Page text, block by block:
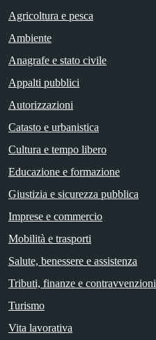
Agricoltura e pesca
Ambiente
Anagrafe e stato civile
Appalti pubblici
Autorizzazioni
Catasto e urbanistica
Cultura e tempo libero
Educazione e formazione
Giustizia e sicurezza pubblica
Imprese e commercio
Mobilità e trasporti
Salute, benessere e assistenza
Tributi, finanze e contravvenzioni
Turismo
Vita lavorativa